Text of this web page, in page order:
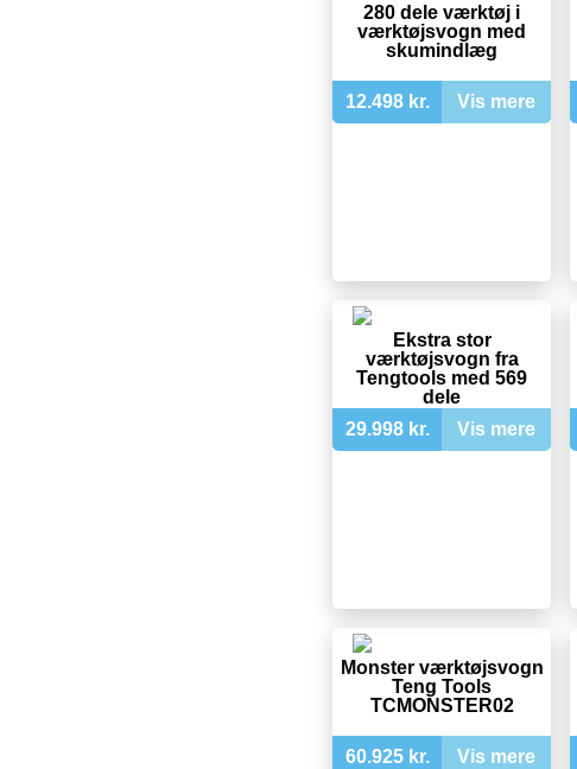
280 dele værktøj i
værktøjsvogn med
skumindlæg
12.498 kr. Vis mere
Ekstra stor
værktøjsvogn fra
Tengtools med 569
dele
29.998 kr.
Vis mere
Monster værktøjsvogn
Teng Tools
TCMONSTER02
60.925 kr. Vis mere